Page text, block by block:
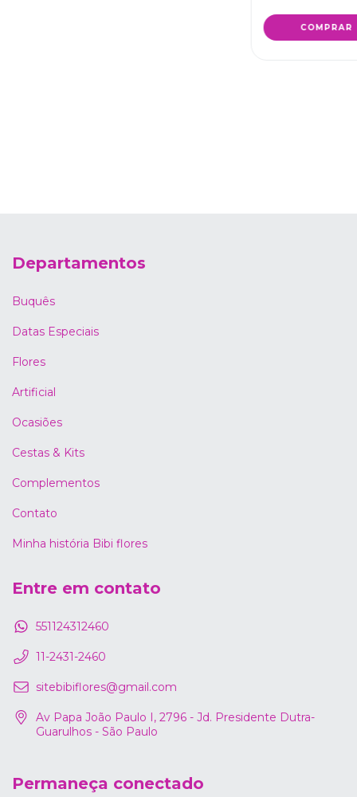
Departamentos
Buquês
Datas Especiais
Flores
Artificial
Ocasiões
Cestas & Kits
Complementos
Contato
Minha história Bibi flores
Entre em contato
551124312460
11-2431-2460
sitebibiflores@gmail.com
Av Papa João Paulo I, 2796 - Jd. Presidente Dutra-
Guarulhos - São Paulo
Permaneça conectado